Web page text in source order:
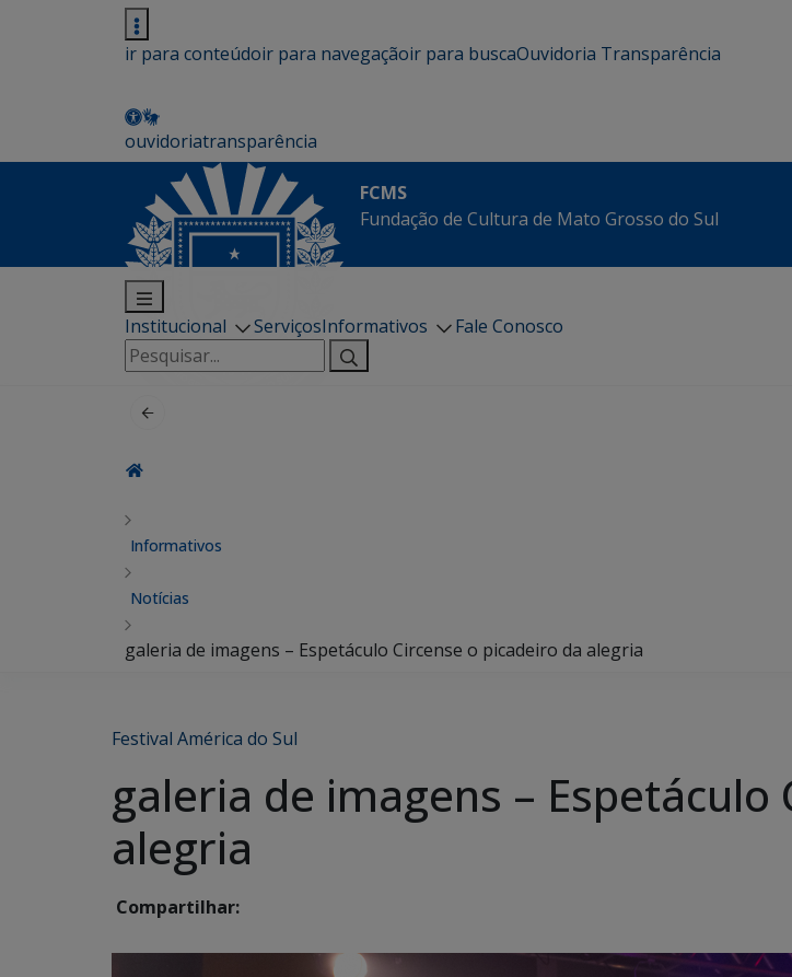
ir para conteúdoir para navegaçãoir para buscaOuvidoria Transparência
ouvidoriatransparência
FCMS
Fundação de Cultura de Mato Grosso do Sul
Institucional ServiçosInformativos
Fale Conosco
Pesquisar
por:
Informativos
Notícias
galeria de imagens – Espetáculo Circense o picadeiro da alegria
Festival América do Sul
galeria de imagens – Espetáculo
alegria
Compartilhar: